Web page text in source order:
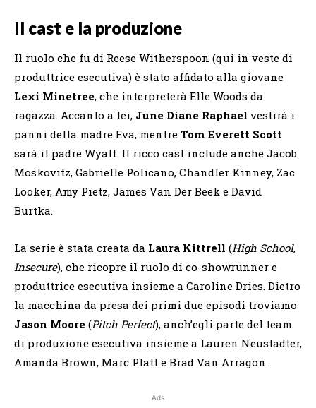
Il cast e la produzione
Il ruolo che fu di Reese Witherspoon (qui in veste di
produttrice esecutiva) è stato affidato alla giovane
Lexi Minetree, che interpreterà Elle Woods da
ragazza. Accanto a lei, June Diane Raphael vestirà i
panni della madre Eva, mentre Tom Everett Scott
sarà il padre Wyatt. Il ricco cast include anche Jacob
Moskovitz, Gabrielle Policano, Chandler Kinney, Zac
Looker, Amy Pietz, James Van Der Beek e David
Burtka.
La serie è stata creata da Laura Kittrell (High School,
Insecure), che ricopre il ruolo di co-showrunner e
produttrice esecutiva insieme a Caroline Dries. Dietro
la macchina da presa dei primi due episodi troviamo
Jason Moore (Pitch Perfect), anch’egli parte del team
di produzione esecutiva insieme a Lauren Neustadter,
Amanda Brown, Marc Platt e Brad Van Arragon.
Ads